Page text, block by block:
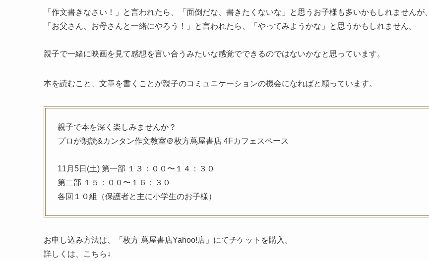
「作文書きなさい！」と言われたら、「面倒だな、書きたくないな」と思うお子様も多いかもしれませんが、
「お父さん、お母さんと一緒にやろう！」と言われたら、「やってみようかな」と思うかもしれません。
親子で一緒に映画を見て感想を言い合うみたいな感覚でできるのではないかなと思っています。
本を読むこと、文章を書くことが親子のコミュニケーションの機会になればと願っています。
親子で本を深く楽しみませんか？
プロが朗読&カンタン作文教室＠枚方蔦屋書店 4Fカフェスペース
11月5日(土) 第一部 １３：００〜１４：３０
第二部 １５：００〜１６：３０
各回１０組（保護者と主に小学生のお子様）
お申し込み方法は、「枚方 蔦屋書店Yahoo!店」にてチケットを購入。
詳しくは、こちら↓